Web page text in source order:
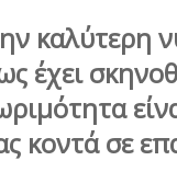
καλύτερη
έχει
κοντά σε